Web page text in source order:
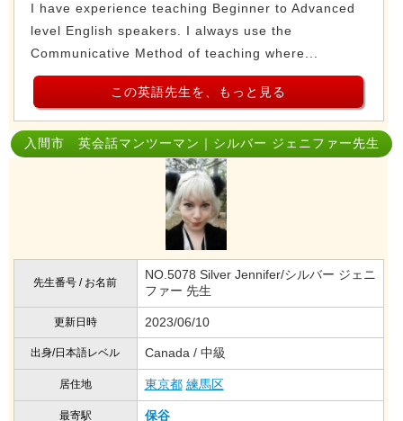
I have experience teaching Beginner to Advanced
level English speakers. I always use the
Communicative Method of teaching where...
この英語先生を、もっと見る
入間市 英会話マンツーマン｜シルバー ジェニファー先生
先生番号 / お名前
NO.5078 Silver Jennifer/シルバー ジェニ
ファー 先生
更新日時 2023/06/10
出身/日本語レベル Canada / 中級
居住地 東京都 練馬区
最寄駅 保谷